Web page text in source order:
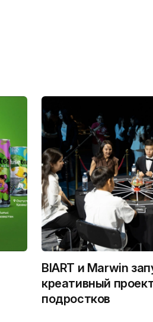
BIART и Marwin
креативный
подростков